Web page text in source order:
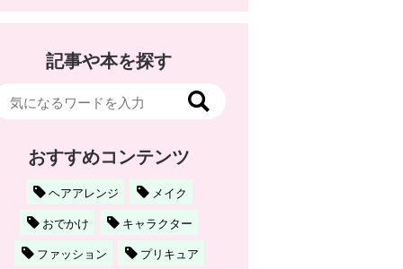
記事や本を探す
おすすめコンテンツ
ヘアアレンジ
メイク
おでかけ
キャラクター
ファッション
プリキュア